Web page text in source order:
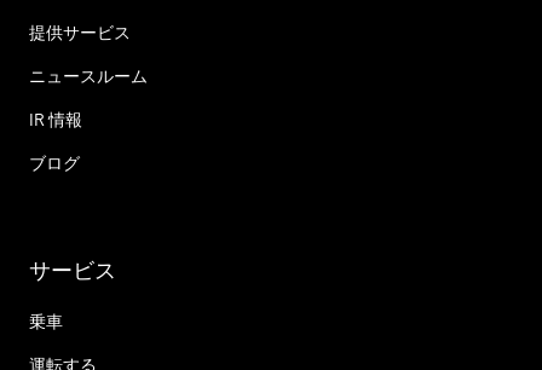
提供サービス
ニュースルーム
IR 情報
ブログ
サービス
乗車
運転する